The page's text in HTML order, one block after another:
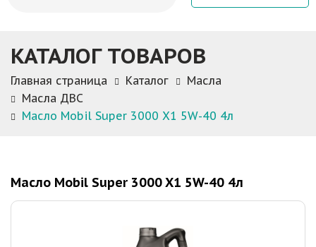
КАТАЛОГ ТОВАРОВ
Главная страница Каталог
Масла
Масла ДВС
Масло Mobil Super 3000 X1 5W-40 4л
Масло Mobil Super 3000 X1 5W-40 4л